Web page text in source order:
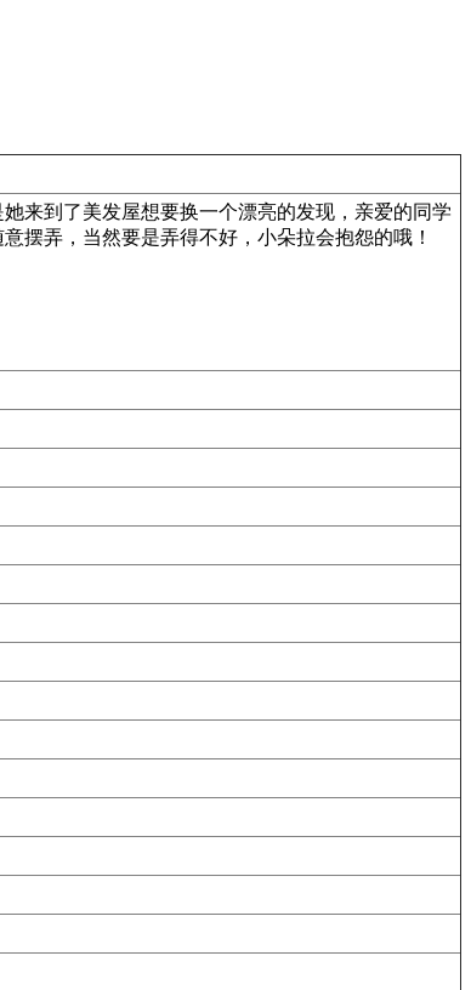
来到了美发屋想要换一个漂亮的发现，亲爱的同学
摆弄，当然要是弄得不好，小朵拉会抱怨的哦！